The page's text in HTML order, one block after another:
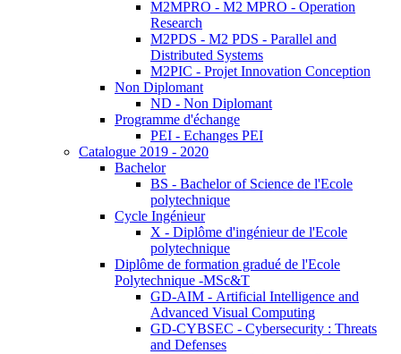
M2MPRO - M2 MPRO - Operation
Research
M2PDS - M2 PDS - Parallel and
Distributed Systems
M2PIC - Projet Innovation Conception
Non Diplomant
ND - Non Diplomant
Programme d'échange
PEI - Echanges PEI
Catalogue 2019 - 2020
Bachelor
BS - Bachelor of Science de l'Ecole
polytechnique
Cycle Ingénieur
X - Diplôme d'ingénieur de l'Ecole
polytechnique
Diplôme de formation gradué de l'Ecole
Polytechnique -MSc&T
GD-AIM - Artificial Intelligence and
Advanced Visual Computing
GD-CYBSEC - Cybersecurity : Threats
and Defenses